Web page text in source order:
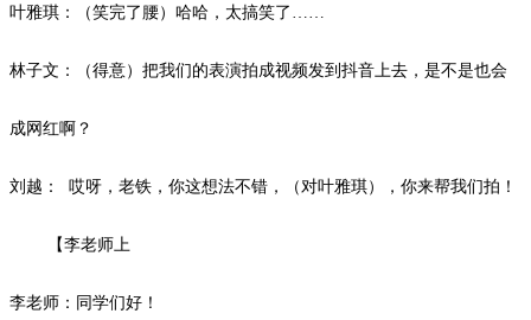
叶雅琪：（笑完了腰）哈哈，太搞笑了
林子文：（得意）把我们的表演拍成视频发到抖音上去，是不是也会
成网红啊？
刘越： 哎呀，老铁，你这想法不错，（对叶雅琪），你来帮我们拍！
【李老师上
李老师：同学们好！